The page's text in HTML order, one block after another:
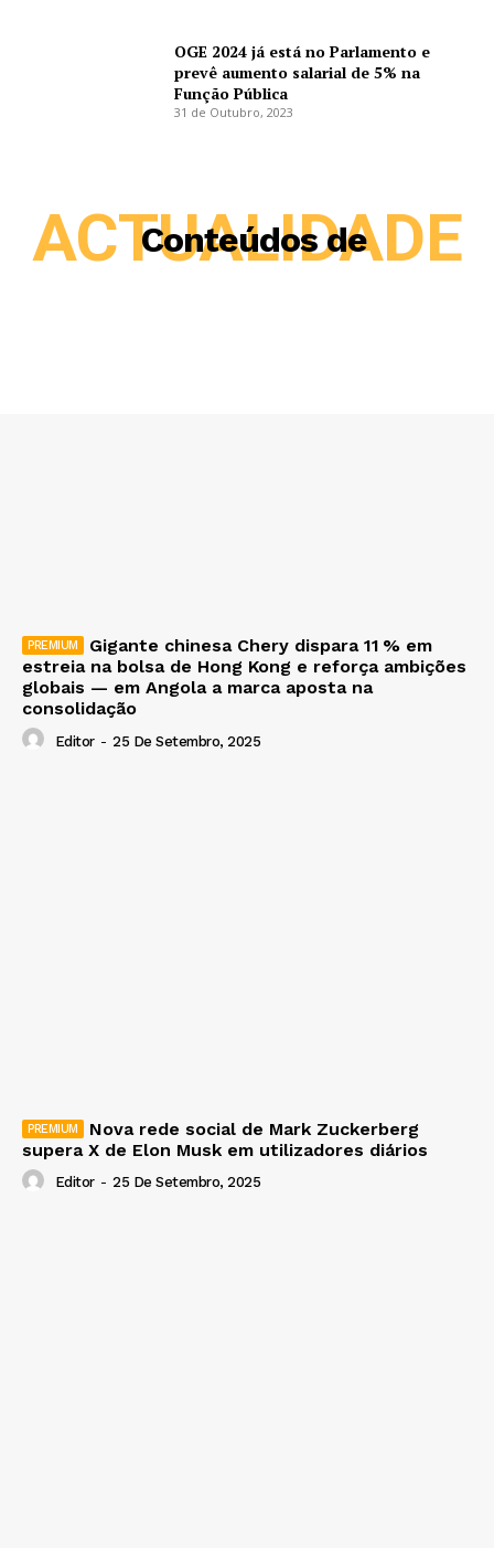
OGE 2024 já está no Parlamento e
prevê aumento salarial de 5% na
Função Pública
31 de Outubro, 2023
Conteúdos de
ACTUALIDADE
Gigante chinesa Chery dispara 11 % em
estreia na bolsa de Hong Kong e reforça ambições
globais — em Angola a marca aposta na
consolidação
Editor - 25 De Setembro, 2025
Nova rede social de Mark Zuckerberg
supera X de Elon Musk em utilizadores diários
Editor - 25 De Setembro, 2025